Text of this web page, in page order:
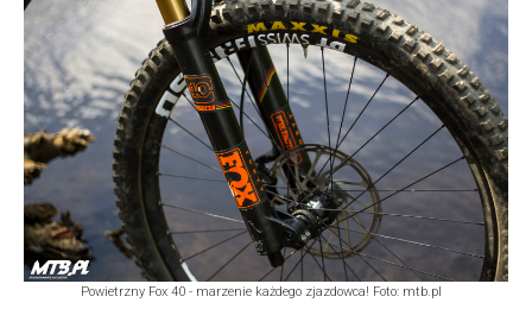
Powietrzny Fox 40 - marzenie każdego zjazdowca! Foto: mtb.pl